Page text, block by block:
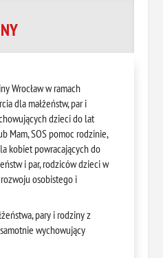
Wrocław w ramach
dla małżeństw, par i
dzieci do lat
Mam, SOS pomoc rodzinie,
kobiet powracających do
i par, rodziców dzieci w
osobistego i
pary i rodziny z
wychowujący